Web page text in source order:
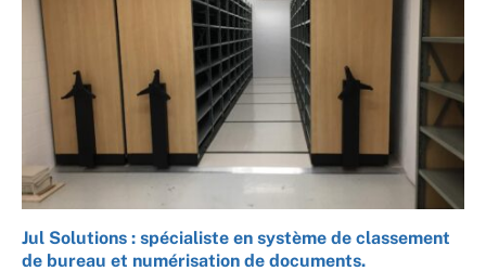
Jul Solutions : spécialiste en système de classement
de bureau et numérisation de documents.